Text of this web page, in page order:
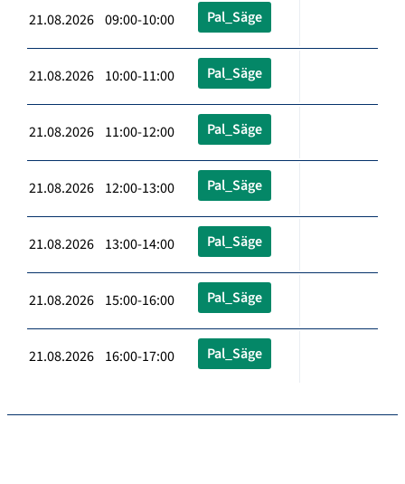
21.08.2026 09:00-10:00 Pal_Säge
21.08.2026 10:00-11:00 Pal_Säge
21.08.2026 11:00-12:00 Pal_Säge
21.08.2026 12:00-13:00 Pal_Säge
21.08.2026 13:00-14:00 Pal_Säge
21.08.2026 15:00-16:00 Pal_Säge
21.08.2026 16:00-17:00 Pal_Säge